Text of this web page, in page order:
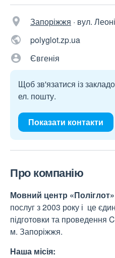
Запоріжжя · вул.
polyglot.zp.ua
Євгенія
Щоб зв'язатися із
ел. пошту.
Показати контакти
Про компанію
Мовний центр «Поліглот»
послуг з 2003 року і це
підготовки та проведення
м. Запоріжжя.
Наша місія: